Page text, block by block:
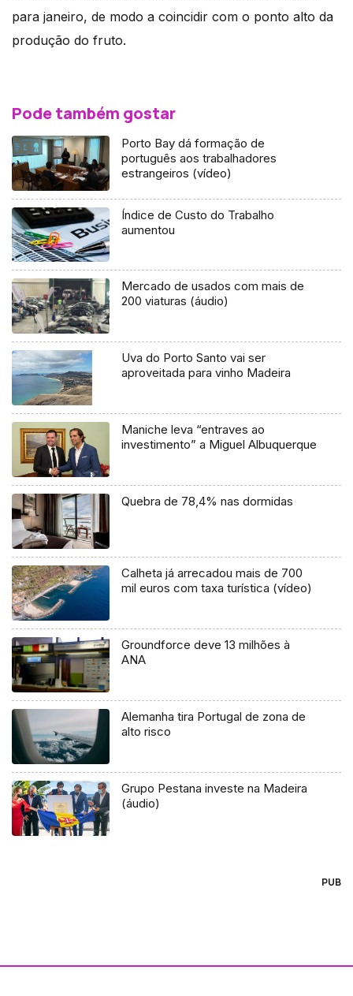
para janeiro, de modo a coincidir com o ponto alto da
produção do fruto.
Pode também gostar
Porto Bay dá formação de
português aos trabalhadores
estrangeiros (vídeo)
Índice de Custo do Trabalho
aumentou
Mercado de usados com mais de
200 viaturas (áudio)
Uva do Porto Santo vai ser
aproveitada para vinho Madeira
Maniche leva “entraves ao
investimento” a Miguel Albuquerque
Quebra de 78,4% nas dormidas
Calheta já arrecadou mais de 700
mil euros com taxa turística (vídeo)
Groundforce deve 13 milhões à
ANA
Alemanha tira Portugal de zona de
alto risco
Grupo Pestana investe na Madeira
(áudio)
PUB